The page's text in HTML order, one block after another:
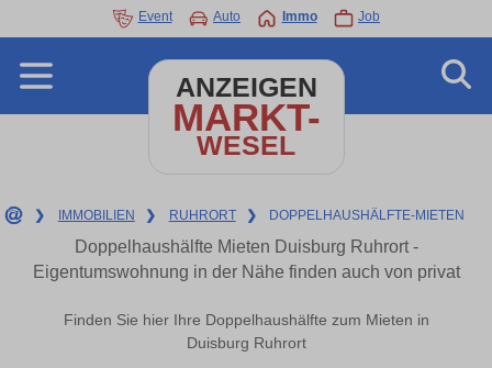
Event Auto Immo Job
ANZEIGEN
MARKT-
WESEL
❯ IMMOBILIEN ❯ RUHRORT ❯ DOPPELHAUSHÄLFTE-MIETEN
Doppelhaushälfte Mieten Duisburg Ruhrort -
Eigentumswohnung in der Nähe finden auch von privat
Finden Sie hier Ihre Doppelhaushälfte zum Mieten in
Duisburg Ruhrort